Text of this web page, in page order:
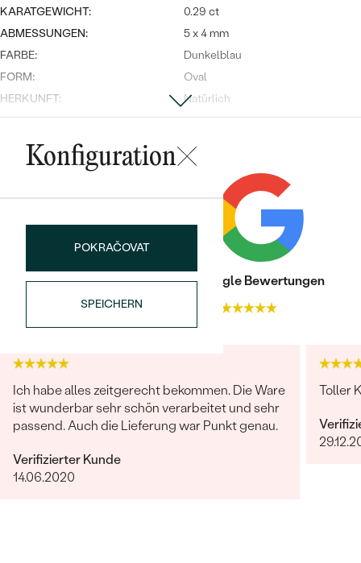
Wave Kollektion
ANSEHEN
Bestseller
ANSEHEN
ANSEHEN
KARATGEWICHT:
0.29 ct
ABMESSUNGEN:
5 x 4 mm
FARBE:
Dunkelblau
FORM:
Oval
HERKUNFT:
Natürlich
Diamant
ABMESSUNGEN:
1.3 mm (0.01 ct)
REINHEIT:
SI3
Natürlich
Konfiguration
POKRAČOVAT
SPEICHERN
Trusted shop BewertungenGoogle Bewertungen
Ich habe alles zeitgerecht bekommen. Die Ware
ist wunderbar sehr schön verarbeitet und sehr
passend. Auch die Lieferung war Punkt genau.
Verifizierter Kunde
14.06.2020
Toller